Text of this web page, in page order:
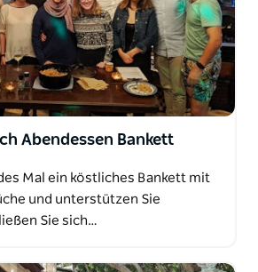
Abendessen Bankett
Mal ein köstliches Bankett mit
und unterstützen Sie
Sie sich…